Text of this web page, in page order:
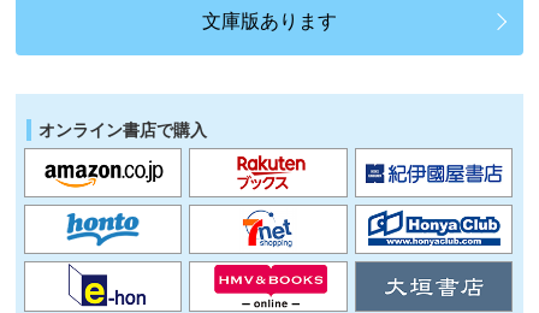
文庫版あります
オンライン書店で購入